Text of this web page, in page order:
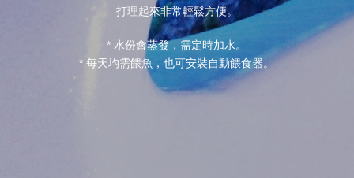
打理起來非常輕鬆方便。
* 水份會蒸發，需定時加水。
* 每天均需餵魚，也可安裝自動餵食器。